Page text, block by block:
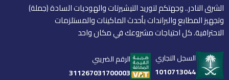
الشرق النادر.. وجهتكم لتوريد التيشيرتات والهوديات السادة (جملة)
وتجهيز المطابع والبراندات بأحدث الماكينات والمستلزمات
الاحترافية. كل احتياجات مشروعك في مكان واحد
السجل التجاري
1010713044
الرقم الضريبي
311267031700003